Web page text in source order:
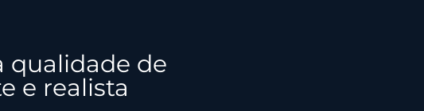
qualidade de
e realista